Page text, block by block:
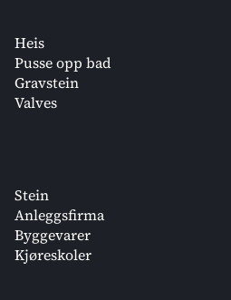
Heis
Pusse opp bad
Gravstein
Valves
Stein
Anleggsfirma
Byggevarer
Kjøreskoler